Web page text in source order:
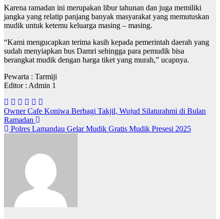
Karena ramadan ini merupakan libur tahunan dan juga memiliki
jangka yang relatip panjang banyak masyarakat yang memutuskan
mudik untuk ketemu keluarga masing – masing.
“Kami mengucapkan terima kasih kepada pemerintah daerah yang
sudah menyiapkan bus Damri sehingga para pemudik bisa
berangkat mudik dengan harga tiket yang murah,” ucapnya.
Pewarta : Tarmiji
Editor : Admin 1
Navigasi
pos
Owner Cafe Koniwa Berbagi Takjil, Wujud Silaturahmi di Bulan
Ramadan
Polres Lamandau Gelar Mudik Gratis Mudik Presesi 2025